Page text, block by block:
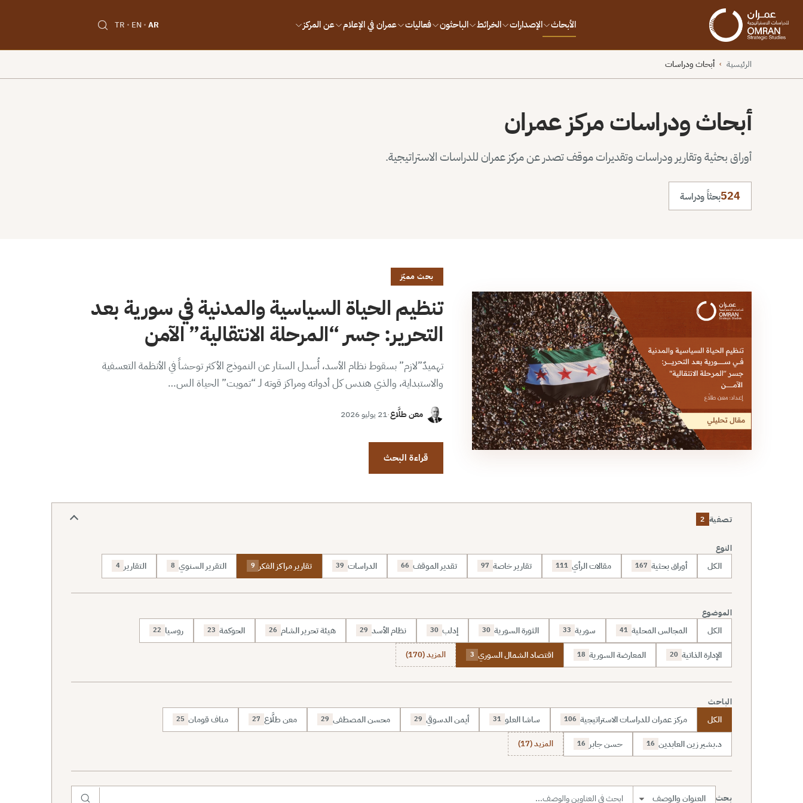
الأبحاث الإصدارات الخرائط الباحثون فعاليات عمران في الإعلام عن المركز AR
EN
TR
الرئيسية › أبحاث ودراسات
أبحاث ودراسات مركز عمران
أوراق بحثية وتقارير ودراسات وتقديرات موقف تصدر عن مركز عمران للدراسات الاستراتيجية.
524بحثاً ودراسة
بحث مميّز
تنظيم الحياة السياسية والمدنية في سورية بعد
التحرير: جسر “المرحلة الانتقالية” الآمن
تهميدٌ”لازم” بسقوط نظام الأسد، أُسدل الستار عن النموذج الأكثر توحشاً في الأنظمة التعسفية
والاستبداية، والذي هندس كل أدواته ومراكز قوته لـ “تمويت” الحياة الس…
معن طلَّاع·21 يوليو 2026
قراءة البحث
تصفية 2
النوع
الكل أوراق بحثية 167 مقالات الرأي 111 تقارير خاصة 97 تقدير الموقف 66 الدراسات 39 تقارير مراكز الفكر 9 التقرير السنوي 8 التقارير 4
الموضوع
الكل المجالس المحلية 41 سورية 33 الثورة السورية 30 إدلب 30 نظام الأسد 29 هيئة تحرير الشام 26 الحوكمة 23 روسيا 22
الإدارة الذاتية 20 المعارضة السورية 18 اقتصاد الشمال السوري 3 المزيد (170)
الباحث
الكل مركز عمران للدراسات الاستراتيجية 106 ساشا العلو 31 أيمن الدسوقي 29 محسن المصطفى 29 معن طلَّاع 27 مناف قومان 25
د.بشير زين العابدين 16 حسن جابر 16 المزيد (17)
بحث